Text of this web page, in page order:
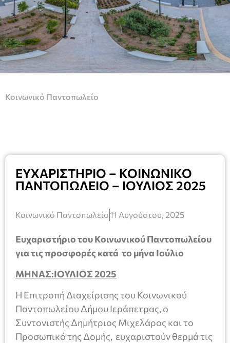
Κοινωνικό Παντοπωλείο
ΕΥΧΑΡΙΣΤΗΡΙΟ – ΚΟΙΝΩΝΙΚΟ
ΠΑΝΤΟΠΩΛΕΙΟ – ΙΟΥΛΙΟΣ 2025
Κοινωνικό Παντοπωλείο11 Αυγούστου, 2025
Ευχαριστήριο του Κοινωνικού Παντοπωλείου
για τις προσφορές κατά το μήνα Ιούλιο
ΜΗΝΑΣ:ΙΟΥΛΙΟΣ 2025
Η Επιτροπή Διαχείρισης του Κοινωνικού
Παντοπωλείου Δήμου Ιεράπετρας, ο
Συντονιστής Δημήτριος Μιχελάρος και το
Προσωπικό της Δομής, ευχαριστούν θερμά τις